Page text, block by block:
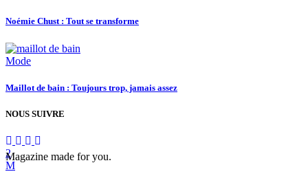
Noémie Chust : Tout se transforme
Mode
Maillot de bain : Toujours trop, jamais assez
NOUS SUIVRE
Magazine made for you.